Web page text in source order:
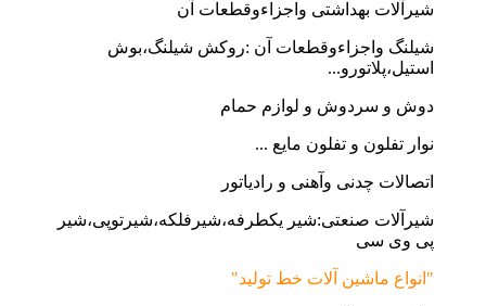
شیرآلات بهداشتی واجزاءوقطعات آن
شیلنگ واجزاءوقطعات آن :روکش شیلنگ،بوش
استیل،پلاتورو...
دوش و سردوش و لوازم حمام
نوار تفلون و تفلون مایع ...
اتصالات چدنی وآهنی و رادیاتور
شیرآلات صنعتی:شیر یکطرفه،شیرفلکه،شیرتوپی،شیر
پی وی سی
"انواع ماشین آلات خط تولید"